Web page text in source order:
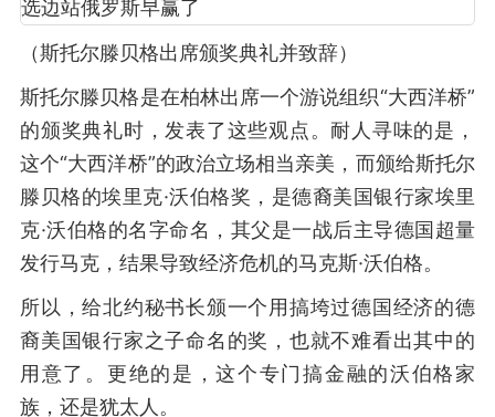
（斯托尔滕贝格出席颁奖典礼并致辞）
斯托尔滕贝格是在柏林出席一个游说组织“大西洋桥”
的颁奖典礼时，发表了这些观点。耐人寻味的是，
这个“大西洋桥”的政治立场相当亲美，而颁给斯托尔
滕贝格的埃里克·沃伯格奖，是德裔美国银行家埃里
克·沃伯格的名字命名，其父是一战后主导德国超量
发行马克，结果导致经济危机的马克斯·沃伯格。
所以，给北约秘书长颁一个用搞垮过德国经济的德
裔美国银行家之子命名的奖，也就不难看出其中的
用意了。更绝的是，这个专门搞金融的沃伯格家
族，还是犹太人。